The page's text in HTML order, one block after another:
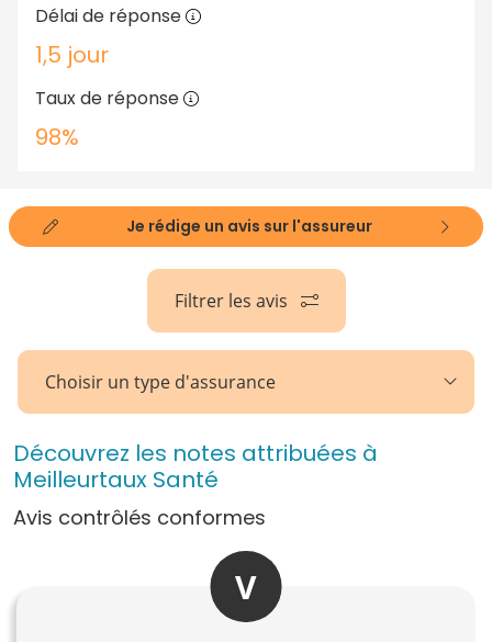
Délai de réponse
1,5 jour
Taux de réponse
98%
Je rédige un avis sur l'assureur
Filtrer les avis
Choisir un type d'assurance
Découvrez les notes attribuées à
Meilleurtaux Santé
Avis contrôlés conformes
V